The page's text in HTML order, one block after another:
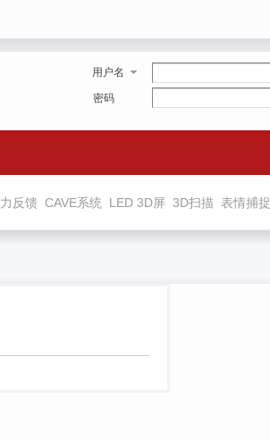
用户名
密码
力反馈 CAVE系统 LED 3D屏 3D扫描 表情捕捉